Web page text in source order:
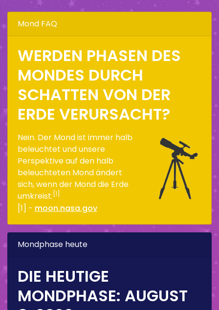
Mond FAQ
WERDEN PHASEN DES
MONDES DURCH
SCHATTEN VON DER
ERDE VERURSACHT?
Nein. Der Mond ist immer halb
beleuchtet und unsere
Perspektive auf den halb
beleuchteten Mond ändert
sich, wenn der Mond die Erde
umkreist. [1]
[1] - moon.nasa.gov
Mondphase heute
DIE HEUTIGE
MONDPHASE: AUGUST